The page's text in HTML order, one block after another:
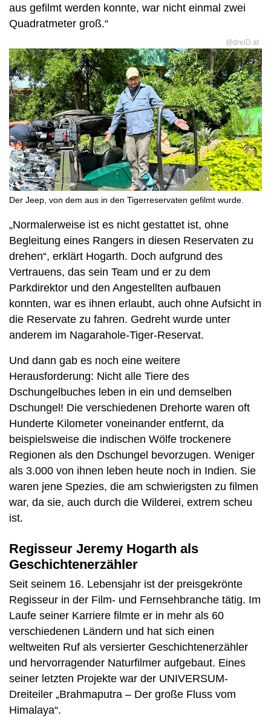
aus gefilmt werden konnte, war nicht einmal zwei
Quadratmeter groß.“
@dreiD.at
Der Jeep, von dem aus in den Tigerreservaten gefilmt wurde.
„Normalerweise ist es nicht gestattet ist, ohne
Begleitung eines Rangers in diesen Reservaten zu
drehen“, erklärt Hogarth. Doch aufgrund des
Vertrauens, das sein Team und er zu dem
Parkdirektor und den Angestellten aufbauen
konnten, war es ihnen erlaubt, auch ohne Aufsicht in
die Reservate zu fahren. Gedreht wurde unter
anderem im Nagarahole-Tiger-Reservat.
Und dann gab es noch eine weitere
Herausforderung: Nicht alle Tiere des
Dschungelbuches leben in ein und demselben
Dschungel! Die verschiedenen Drehorte waren oft
Hunderte Kilometer voneinander entfernt, da
beispielsweise die indischen Wölfe trockenere
Regionen als den Dschungel bevorzugen. Weniger
als 3.000 von ihnen leben heute noch in Indien. Sie
waren jene Spezies, die am schwierigsten zu filmen
war, da sie, auch durch die Wilderei, extrem scheu
ist.
Regisseur Jeremy Hogarth als
Geschichtenerzähler
Seit seinem 16. Lebensjahr ist der preisgekrönte
Regisseur in der Film- und Fernsehbranche tätig. Im
Laufe seiner Karriere filmte er in mehr als 60
verschiedenen Ländern und hat sich einen
weltweiten Ruf als versierter Geschichtenerzähler
und hervorragender Naturfilmer aufgebaut. Eines
seiner letzten Projekte war der UNIVERSUM-
Dreiteiler „Brahmaputra – Der große Fluss vom
Himalaya“.